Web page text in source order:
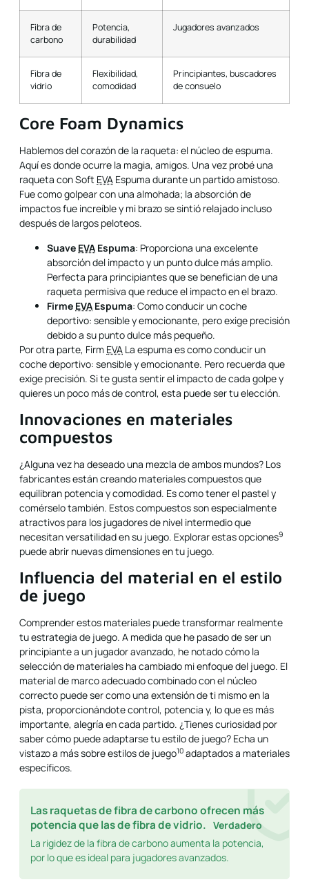
Fibra de
carbono
Potencia,
durabilidad
Jugadores avanzados
Fibra de
vidrio
Flexibilidad,
comodidad
Principiantes, buscadores
de consuelo
Core Foam Dynamics
Hablemos del corazón de la raqueta: el núcleo de espuma.
Aquí es donde ocurre la magia, amigos. Una vez probé una
raqueta con Soft EVA Espuma durante un partido amistoso.
Fue como golpear con una almohada; la absorción de
impactos fue increíble y mi brazo se sintió relajado incluso
después de largos peloteos.
Suave EVA Espuma: Proporciona una excelente
absorción del impacto y un punto dulce más amplio.
Perfecta para principiantes que se benefician de una
raqueta permisiva que reduce el impacto en el brazo.
Firme EVA Espuma: Como conducir un coche
deportivo: sensible y emocionante, pero exige precisión
debido a su punto dulce más pequeño.
Por otra parte, Firm EVA La espuma es como conducir un
coche deportivo: sensible y emocionante. Pero recuerda que
exige precisión. Si te gusta sentir el impacto de cada golpe y
quieres un poco más de control, esta puede ser tu elección.
Innovaciones en materiales
compuestos
¿Alguna vez ha deseado una mezcla de ambos mundos? Los
fabricantes están creando materiales compuestos que
equilibran potencia y comodidad. Es como tener el pastel y
comérselo también. Estos compuestos son especialmente
atractivos para los jugadores de nivel intermedio que
necesitan versatilidad en su juego. Explorarestas opciones9
puede abrir nuevas dimensiones en tu juego.
Influencia del material en el estilo
de juego
Comprender estos materiales puede transformar realmente
tu estrategia de juego. A medida que he pasado de ser un
principiante a un jugador avanzado, he notado cómo la
selección de materiales ha cambiado mi enfoque del juego. El
material de marco adecuado combinado con el núcleo
correcto puede ser como una extensión de ti mismo en la
pista, proporcionándote control, potencia y, lo que es más
importante, alegría en cada partido. ¿Tienes curiosidad por
saber cómo puede adaptarse tu estilo de juego? Echa un
vistazo a más sobre estilos de juego10 adaptados a materiales
específicos.
Las raquetas de fibra de carbono ofrecen más
potencia que las de fibra de vidrio. Verdadero
La rigidez de la fibra de carbono aumenta la potencia,
por lo que es ideal para jugadores avanzados.